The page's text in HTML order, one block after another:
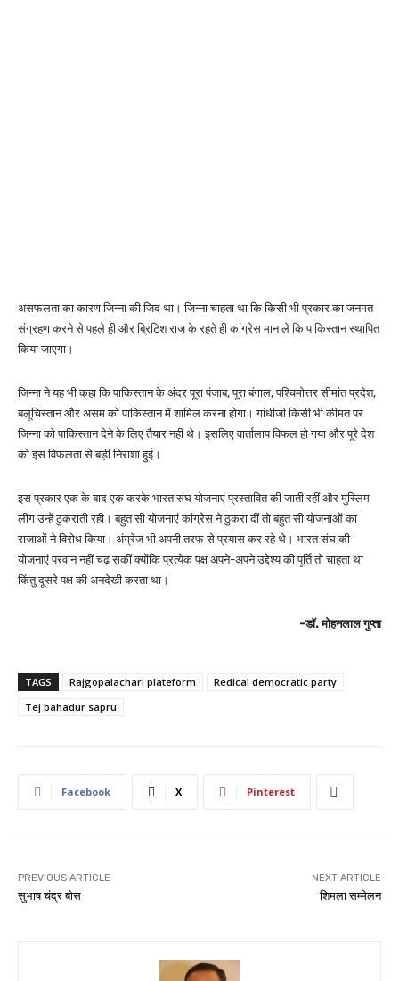
असफलता का कारण जिन्ना की जिद था। जिन्ना चाहता था कि किसी भी प्रकार का जनमत
संग्रहण करने से पहले ही और ब्रिटिश राज के रहते ही कांग्रेस मान ले कि पाकिस्तान स्थापित
किया जाएगा।
जिन्ना ने यह भी कहा कि पाकिस्तान के अंदर पूरा पंजाब, पूरा बंगाल, पश्चिमोत्तर सीमांत प्रदेश,
बलूचिस्तान और असम को पाकिस्तान में शामिल करना होगा। गांधीजी किसी भी कीमत पर
जिन्ना को पाकिस्तान देने के लिए तैयार नहीं थे। इसलिए वार्तालाप विफल हो गया और पूरे देश
को इस विफलता से बड़ी निराशा हुई।
इस प्रकार एक के बाद एक करके भारत संघ योजनाएं प्रस्तावित की जाती रहीं और मुस्लिम
लीग उन्हें ठुकराती रही। बहुत सी योजनाएं कांग्रेस ने ठुकरा दीं तो बहुत सी योजनाओं का
राजाओं ने विरोध किया। अंग्रेज भी अपनी तरफ से प्रयास कर रहे थे। भारत संघ की
योजनाएं परवान नहीं चढ़ सकीं क्योंकि प्रत्येक पक्ष अपने-अपने उद्देश्य की पूर्ति तो चाहता था
किंतु दूसरे पक्ष की अनदेखी करता था।
-डॉ. मोहनलाल गुप्ता
TAGS Rajgopalachari plateform
Redical democratic party
Tej bahadur sapru
Facebook X Pinterest
PREVIOUS ARTICLE
सुभाष चंद्र बोस
NEXT ARTICLE
शिमला सम्मेलन